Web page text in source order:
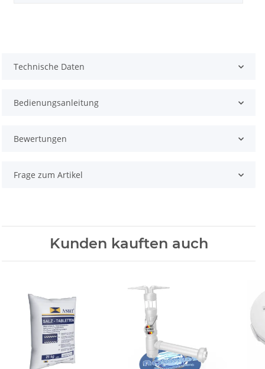
Technische Daten
Bedienungsanleitung
Bewertungen
Frage zum Artikel
Kunden kauften auch